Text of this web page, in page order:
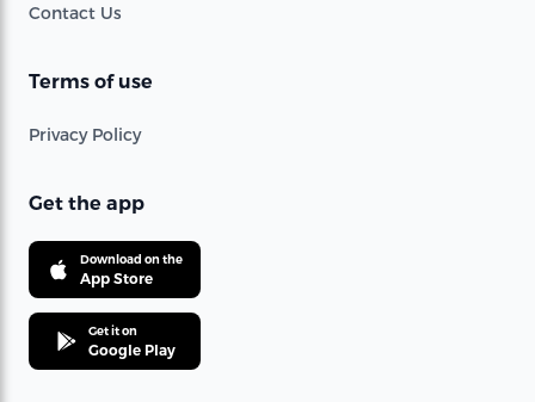
Contact Us
Terms of use
Privacy Policy
Get the app
Download on the
App Store
Get it on
Google Play